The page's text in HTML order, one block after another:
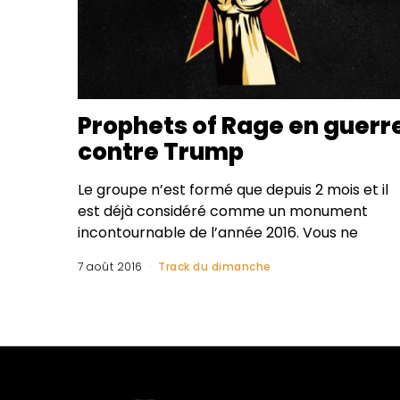
Prophets of Rage en
contre Trump
Le groupe n’est formé que depuis 2 mois et il
est déjà considéré comme un monument
incontournable de l’année 2016. Vous ne
7 août 2016 Track du dimanche